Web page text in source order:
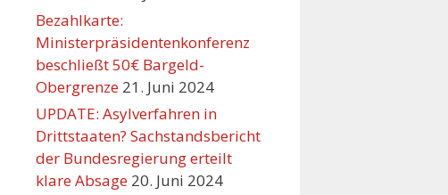
Bezahlkarte:
Ministerpräsidentenkonferenz
beschließt 50€ Bargeld-
Obergrenze 21. Juni 2024
UPDATE: Asylverfahren in
Drittstaaten? Sachstandsbericht
der Bundesregierung erteilt
klare Absage 20. Juni 2024